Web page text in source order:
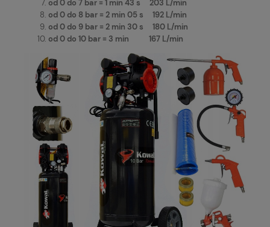
od 0 do 7 bar = 1 min 43 s 203 L/min
od 0 do 8 bar = 2 min 05 s 192 L/min
od 0 do 9 bar = 2 min 30 s 180 L/min
od 0 do 10 bar = 3 min 167 L/min